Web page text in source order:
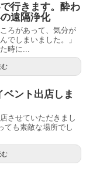
行きます。酔わ
遠隔浄化
ろがあって、気分が
でしまいました。」
時に...
ント出店しま
させていただきまし
ても素敵な場所でし